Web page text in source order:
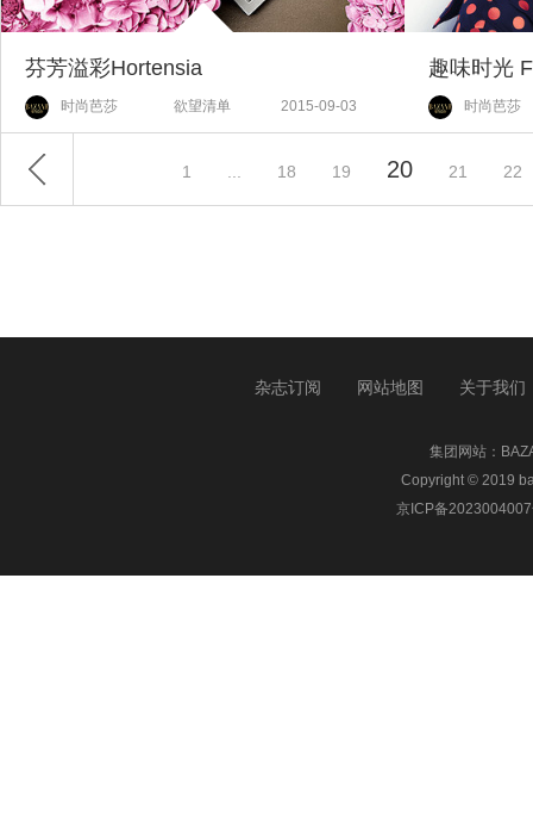
芬芳溢彩Hortensia
时尚芭莎 欲望清单 2015-09-03
趣味时光
时尚芭莎
1 18 19 20 21 22
杂志订阅 网站地图 关于我们
集团网站：
Copyright © 2019
京ICP备